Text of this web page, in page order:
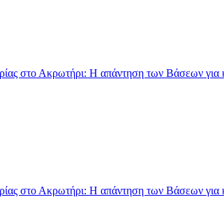
στο Ακρωτήρι: Η απάντηση των Βάσεων για
στο Ακρωτήρι: Η απάντηση των Βάσεων για